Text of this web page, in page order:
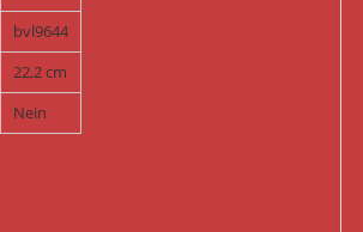
bvl9644
22,2 cm
Nein